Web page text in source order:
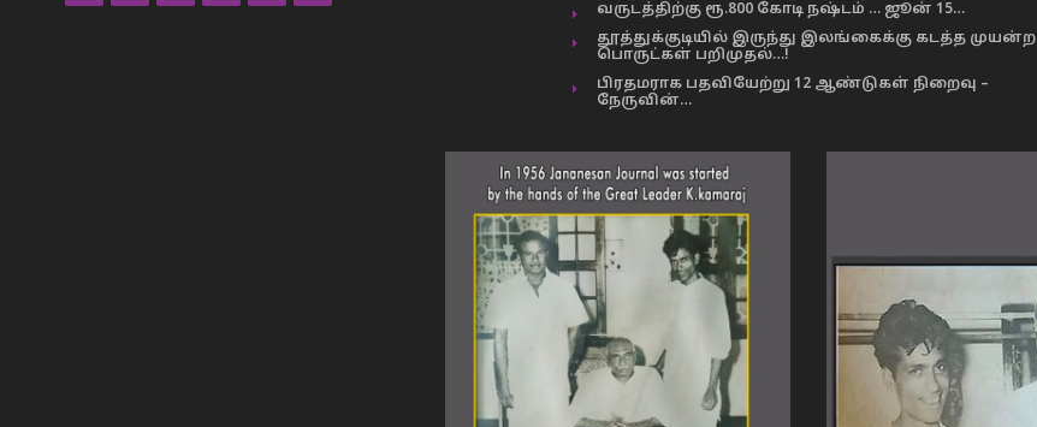
வருடத்திற்கு ரூ.800 கோடி நஷ்டம் … ஜூன் 15…
தூத்துக்குடியில் இருந்து இலங்கைக்கு கடத்த முயன்ற
பொருட்கள் பறிமுதல்…!
பிரதமராக பதவியேற்று 12 ஆண்டுகள் நிறைவு –
நேருவின்…